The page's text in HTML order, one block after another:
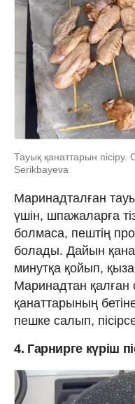
Тауық қанаттарын
Serikbayeva
Маринадталған
үшін, шпажаларға
болмаса, пештің
болады. Дайын
минутқа қойып,
Маринадтан қалған
қанаттарының
пешке салып,
4. Гарнирге күріш